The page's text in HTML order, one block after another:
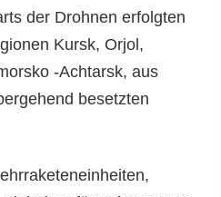
der Drohnen erfolgten
Kursk, Orjol,
-Achtarsk, aus
besetzten